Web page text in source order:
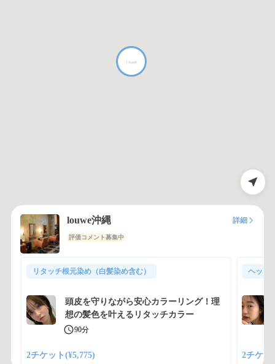
louwe沖縄 詳細
評価コメント募集中
リタッチ根元染め（白髪染め含む）
頭皮を守りながら安心カラーリング！理
想の髪色を叶えるリタッチカラー
90分
2チケット(¥5,775)
ヘッド
2チケッ